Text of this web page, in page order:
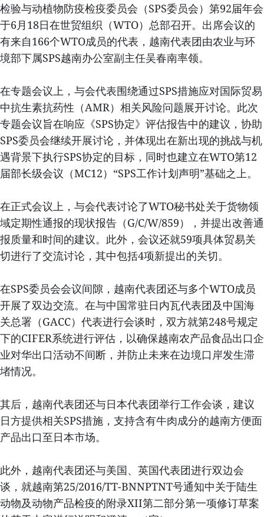
检验与动植物防疫检疫委员会（SPS委员会）第92届年会
于6月18日在世贸组织（WTO）总部召开。出席会议的
有来自166个WTO成员的代表，越南代表团由农业与环
境部下属SPS越南办公室副主任吴春南率领。
在专题会议上，与会代表围绕通过SPS措施应对国际贸易
中抗生素抗药性（AMR）相关风险问题展开讨论。此次
专题会议旨在响应《SPS协定》评估报告中的建议，协助
SPS委员会继续开展讨论，并体现出在新出现的挑战与机
遇背景下执行SPS协定的目标，同时也建立在WTO第12
届部长级会议（MC12）“SPS工作计划声明”基础之上。
在正式会议上，与会代表讨论了WTO秘书处关于货物领
域定期性通报的现状报告（G/C/W/859），并提出改善通
报质量和时间的建议。此外，会议还就59项具体贸易关
切进行了交流讨论，其中包括4项新提出的关切。
在SPS委员会会议间隙，越南代表团还与多个WTO成员
开展了双边交流。在与中国常驻日内瓦代表团及中国海
关总署（GACC）代表进行会谈时，双方就第248号规定
下的CIFER系统进行评估，以确保越南农产品食品出口企
业对华出口活动不间断，并防止未来在边境口岸发生滞
堵情况。
其后，越南代表团还与日本代表团举行工作会谈，建议
日方提供相关SPS措施，支持含有牛肉成分的越南方便面
产品出口至日本市场。
此外，越南代表团还与美国、英国代表团进行双边会
谈，就越南第25/2016/TT-BNNPTNT号通知中关于陆生
动物及动物产品检疫的附录XII第二部分第一项修订草案